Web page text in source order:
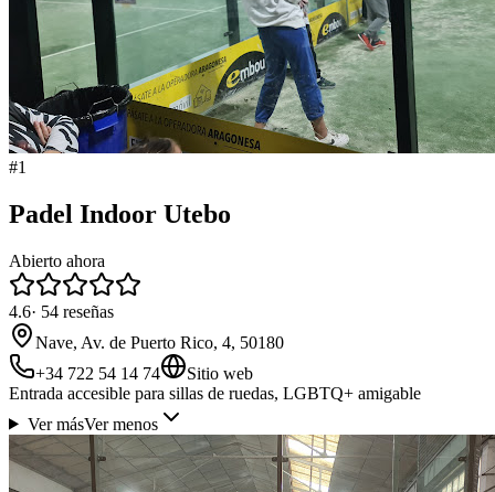
#1
Padel Indoor Utebo
Abierto ahora
4.6· 54 reseñas
Nave, Av. de Puerto Rico, 4, 50180
+34 722 54 14 74
Sitio web
Entrada accesible para sillas de ruedas, LGBTQ+ amigable
Ver másVer menos